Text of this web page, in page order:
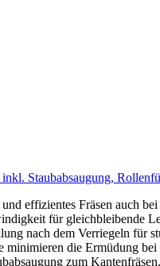
Staubabsaugung,
effizientes Fräsen auch bei
für gleichbleibende
nach dem Verriegeln für
die Ermüdung bei
zum